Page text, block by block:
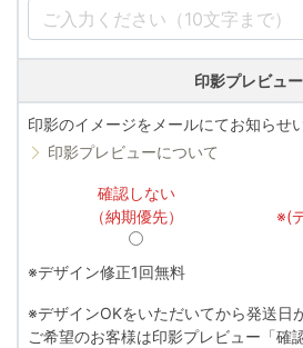
印影プレビュー
印影のイメージをメールにてお知らせ
印影プレビューについて
確認しない
（納期優先）
※(
※デザイン修正1回無料
※デザインOKをいただいてから発送日
ご希望のお客様は印影プレビュー「確